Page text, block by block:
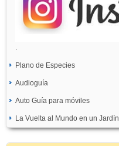
Plano de Especies
Audioguía
Auto Guía para móviles
La Vuelta al Mundo en un Jardín